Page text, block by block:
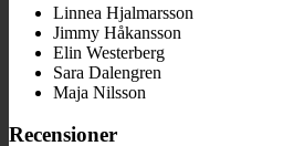
Linnea Hjalmarsson
Jimmy Håkansson
Elin Westerberg
Sara Dalengren
Maja Nilsson
Recensioner